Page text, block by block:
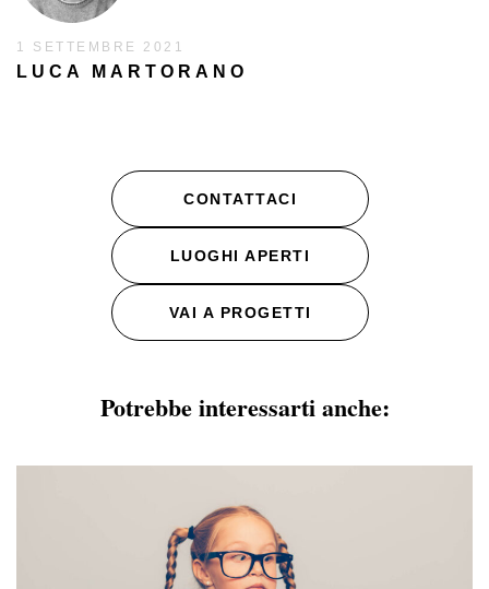
1 SETTEMBRE 2021
LUCA MARTORANO
CONTATTACI
LUOGHI APERTI
VAI A PROGETTI
Potrebbe interessarti anche: